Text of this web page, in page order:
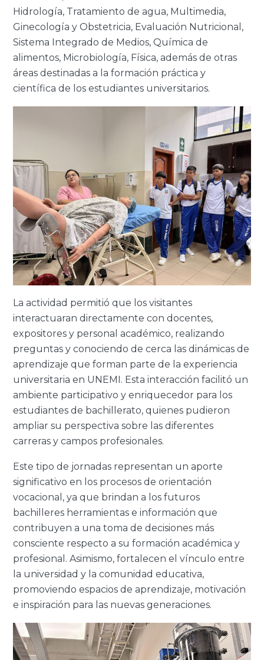
Hidrología, Tratamiento de agua, Multimedia,
Ginecología y Obstetricia, Evaluación Nutricional,
Sistema Integrado de Medios, Química de
alimentos, Microbiología, Física, además de otras
áreas destinadas a la formación práctica y
científica de los estudiantes universitarios.
La actividad permitió que los visitantes
interactuaran directamente con docentes,
expositores y personal académico, realizando
preguntas y conociendo de cerca las dinámicas de
aprendizaje que forman parte de la experiencia
universitaria en UNEMI. Esta interacción facilitó un
ambiente participativo y enriquecedor para los
estudiantes de bachillerato, quienes pudieron
ampliar su perspectiva sobre las diferentes
carreras y campos profesionales.
Este tipo de jornadas representan un aporte
significativo en los procesos de orientación
vocacional, ya que brindan a los futuros
bachilleres herramientas e información que
contribuyen a una toma de decisiones más
consciente respecto a su formación académica y
profesional. Asimismo, fortalecen el vínculo entre
la universidad y la comunidad educativa,
promoviendo espacios de aprendizaje, motivación
e inspiración para las nuevas generaciones.